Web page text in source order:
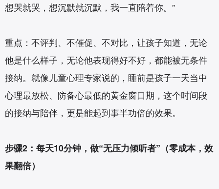
想哭就哭，想沉默就沉默，我一直陪着你。”
重点：不评判、不催促、不对比，让孩子知道，无论
他是什么样子，无论他表现得好不好，都能被无条件
接纳。就像儿童心理专家说的，睡前是孩子一天当中
心理最放松、防备心最低的黄金窗口期，这个时间段
的接纳与陪伴，更是能起到事半功倍的效果。
步骤2：每天10分钟，做“无压力倾听者”（零成本，效
果翻倍）